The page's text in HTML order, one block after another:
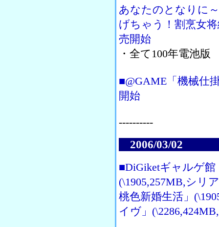
あなたのとなりに
げちゃう！割烹女
売開始
・全て100年電池版
■@GAME「機械仕
開始
----------
2006/03/02
■DiGiketギャルゲ
(\1905,257MB,シリ
桃色新婚生活」
イヴ」